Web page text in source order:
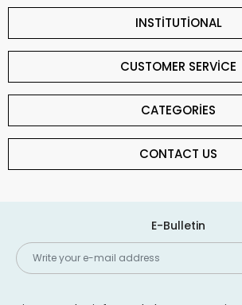
INSTİTUTİONAL
CUSTOMER SERVİCE
CATEGORİES
CONTACT US
E-Bulletin